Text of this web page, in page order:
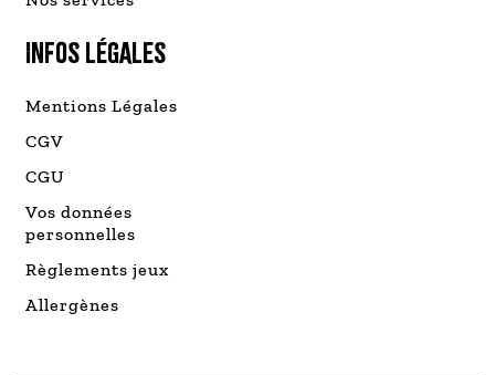
INFOS LÉGALES
Mentions Légales
CGV
CGU
Vos données
personnelles
Règlements jeux
Allergènes